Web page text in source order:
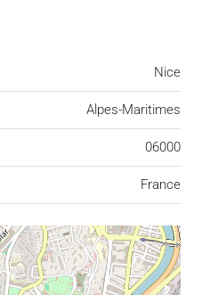
Nice
Alpes-Maritimes
06000
France